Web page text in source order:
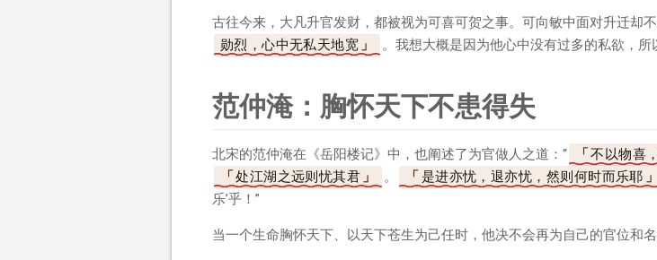
古往今来，大凡升官发财，都被视为可喜可贺之事。可向敏中面对升迁却
勋烈，心中无私天地宽
。我想大概是因为他心中没有过多的私欲，所
范仲淹：胸怀天下不患得失
北宋的范仲淹在《岳阳楼记》中，也阐述了为官做人之道：“ 不以物喜
处江湖之远则忧其君
。 是进亦忧，退亦忧，然则何时而乐耶
乐’乎！”
当一个生命胸怀天下、以天下苍生为己任时，他决不会再为自己的官位和